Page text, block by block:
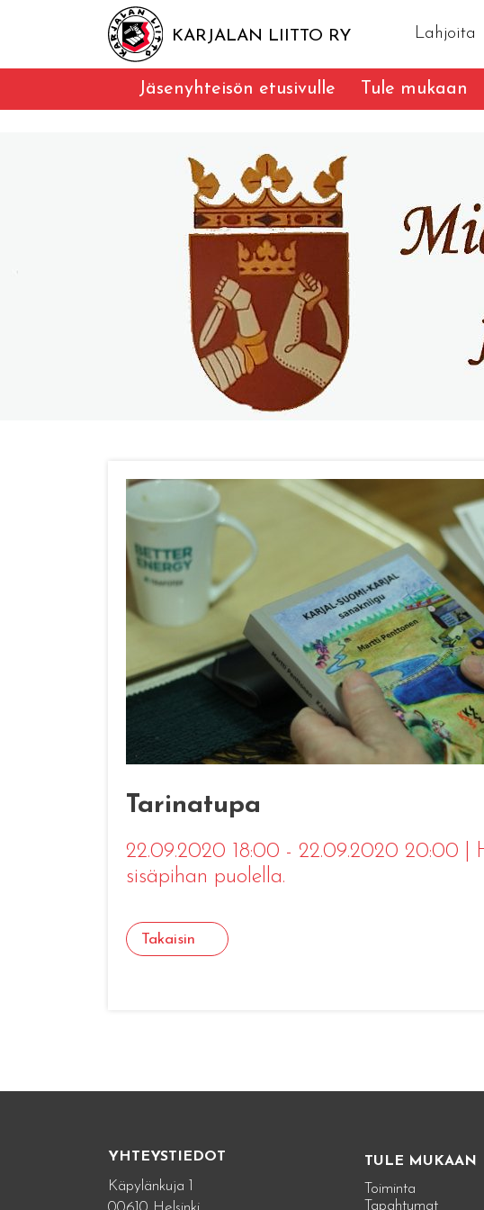
KARJALAN LIITTO RY Lahjoita
Jäsenyhteisön etusivulle Tule mukaan
Tarinatupa
22.09.2020 18:00 - 22.09.2020 20:00
sisäpihan puolella.
Takaisin
YHTEYSTIEDOT
Käpylänkuja 1
TULE MUKAAN
Toiminta
Tapahtumat